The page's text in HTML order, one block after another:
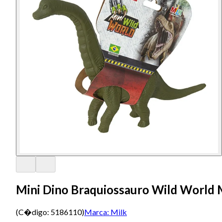
Mini Dino Braquiossauro Wild World
(C�digo: 5186110)Marca: Milk